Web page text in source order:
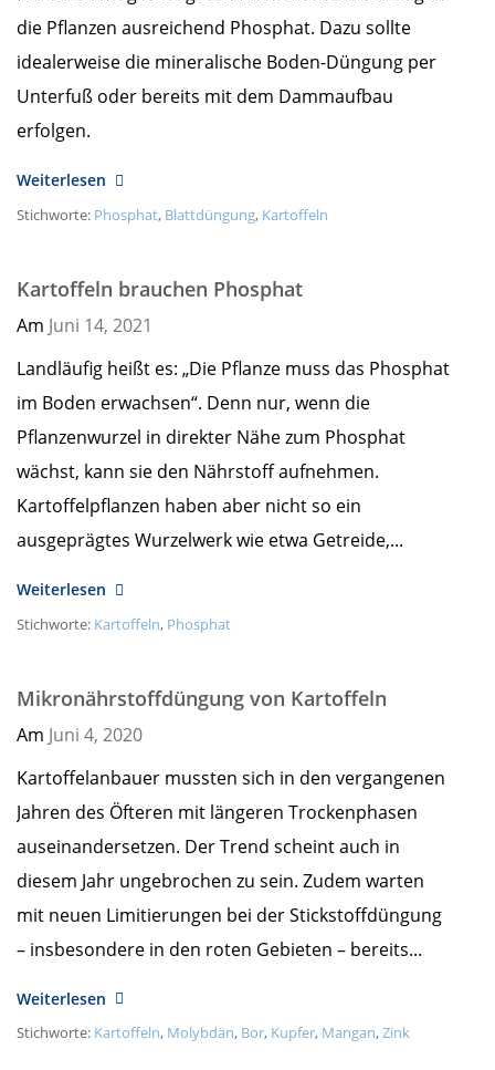
die Pflanzen ausreichend Phosphat. Dazu sollte
idealerweise die mineralische Boden-Düngung per
Unterfuß oder bereits mit dem Dammaufbau
erfolgen.
Weiterlesen
Stichworte: Phosphat, Blattdüngung, Kartoffeln
Kartoffeln brauchen Phosphat
Am Juni 14, 2021
Landläufig heißt es: „Die Pflanze muss das Phosphat
im Boden erwachsen“. Denn nur, wenn die
Pflanzenwurzel in direkter Nähe zum Phosphat
wächst, kann sie den Nährstoff aufnehmen.
Kartoffelpflanzen haben aber nicht so ein
ausgeprägtes Wurzelwerk wie etwa Getreide,...
Weiterlesen
Stichworte: Kartoffeln, Phosphat
Mikronährstoffdüngung von Kartoffeln
Am Juni 4, 2020
Kartoffelanbauer mussten sich in den vergangenen
Jahren des Öfteren mit längeren Trockenphasen
auseinandersetzen. Der Trend scheint auch in
diesem Jahr ungebrochen zu sein. Zudem warten
mit neuen Limitierungen bei der Stickstoffdüngung
– insbesondere in den roten Gebieten – bereits...
Weiterlesen
Stichworte: Kartoffeln, Molybdän, Bor, Kupfer, Mangan,Zink